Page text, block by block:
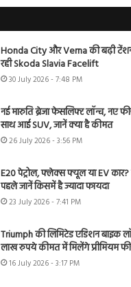
Honda City और Verna की बढ़ी
रही Skoda Slavia Facelift
30 July 2026 - 7:48 PM
नई मारुति ब्रेजा फेसलिफ्ट लॉन्च, नए
साथ आई SUV, जानें क्या है कीमत
26 July 2026 - 3:56 PM
E20 पेट्रोल, फ्लेक्स फ्यूल या EV कार?
पहले जानें किसमें है ज्यादा फायदा
23 July 2026 - 7:41 PM
Triumph की लिमिटेड एडिशन बाइक
लाख रुपये कीमत में मिलेंगे प्रीमियम
16 July 2026 - 3:17 PM